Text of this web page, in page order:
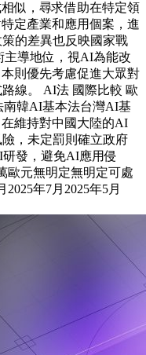
似，尋求借助在特定領
定產業和應用個案，進
的差異也反映國家戰
主導地位，視AI為能改
則優先考慮促進大眾對
線。 AI法 國際比較 歐
韓AI基本法台灣AI基
維持對中國大陸的AI
，未定罰則確立政府
發，避免AI應用侵
歐元無明定無明定可處
年7月2025年5月